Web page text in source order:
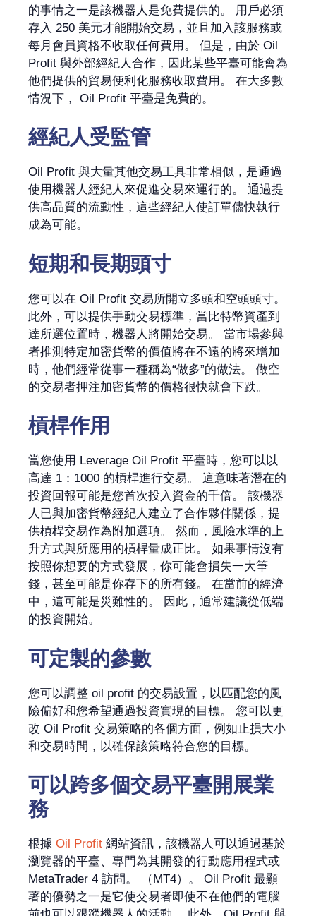
的事情之一是該機器人是免費提供的。 用戶必須
存入 250 美元才能開始交易，並且加入該服務或
每月會員資格不收取任何費用。 但是，由於 Oil
Profit 與外部經紀人合作，因此某些平臺可能會為
他們提供的貿易便利化服務收取費用。 在大多數
情況下， Oil Profit 平臺是免費的。
經紀人受監管
Oil Profit 與大量其他交易工具非常相似，是通過
使用機器人經紀人來促進交易來運行的。 通過提
供高品質的流動性，這些經紀人使訂單儘快執行
成為可能。
短期和長期頭寸
您可以在 Oil Profit 交易所開立多頭和空頭頭寸。
此外，可以提供手動交易標準，當比特幣資產到
達所選位置時，機器人將開始交易。 當市場參與
者推測特定加密貨幣的價值將在不遠的將來增加
時，他們經常從事一種稱為“做多”的做法。 做空
的交易者押注加密貨幣的價格很快就會下跌。
槓桿作用
當您使用 Leverage Oil Profit 平臺時，您可以以
高達 1：1000 的槓桿進行交易。 這意味著潛在的
投資回報可能是您首次投入資金的千倍。 該機器
人已與加密貨幣經紀人建立了合作夥伴關係，提
供槓桿交易作為附加選項。 然而，風險水準的上
升方式與所應用的槓桿量成正比。 如果事情沒有
按照你想要的方式發展，你可能會損失一大筆
錢，甚至可能是你存下的所有錢。 在當前的經濟
中，這可能是災難性的。 因此，通常建議從低端
的投資開始。
可定製的參數
您可以調整 oil profit 的交易設置，以匹配您的風
險偏好和您希望通過投資實現的目標。 您可以更
改 Oil Profit 交易策略的各個方面，例如止損大小
和交易時間，以確保該策略符合您的目標。
可以跨多個交易平臺開展業
務
根據 Oil Profit 網站資訊，該機器人可以通過基於
瀏覽器的平臺、專門為其開發的行動應用程式或
MetaTrader 4 訪問。 （MT4）。 Oil Profit 最顯
著的優勢之一是它使交易者即使不在他們的電腦